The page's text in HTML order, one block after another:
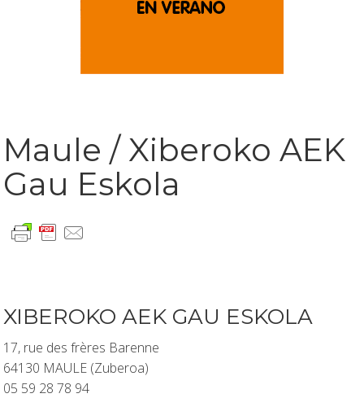
Maule / Xiberoko AEK
Gau Eskola
XIBEROKO AEK GAU ESKOLA
17, rue des frères Barenne
64130 MAULE (Zuberoa)
05 59 28 78 94